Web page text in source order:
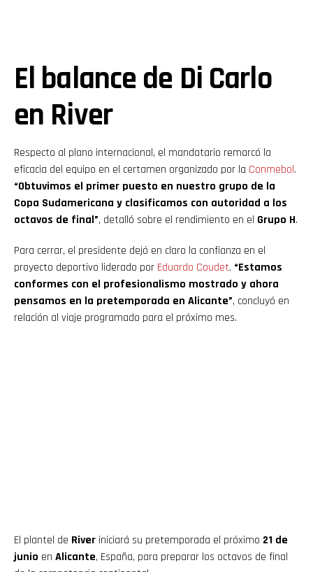
El balance de Di Carlo
en River
Respecto al plano internacional, el mandatario remarcó la
eficacia del equipo en el certamen organizado por la Conmebol.
“Obtuvimos el primer puesto en nuestro grupo de la
Copa Sudamericana y clasificamos con autoridad a los
octavos de final”, detalló sobre el rendimiento en el Grupo H.
Para cerrar, el presidente dejó en claro la confianza en el
proyecto deportivo liderado por Eduardo Coudet. “Estamos
conformes con el profesionalismo mostrado y ahora
pensamos en la pretemporada en Alicante”, concluyó en
relación al viaje programado para el próximo mes.
El plantel de River iniciará su pretemporada el próximo 21 de
junio en Alicante, España, para preparar los octavos de final
Flipboard